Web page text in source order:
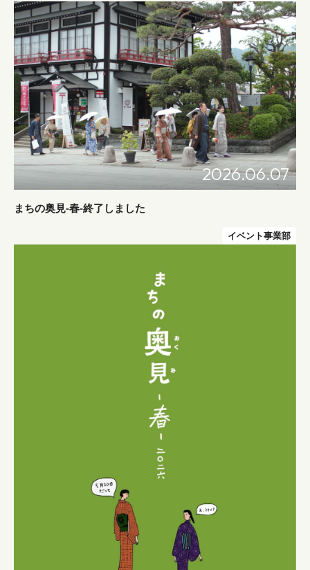
2026.06.07
まちの奥見-春-終了しました
イベント事業部